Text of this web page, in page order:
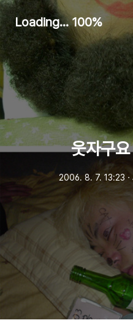
Loading... 100%
웃자구
2006. 8. 7. 13:23 ㆍ